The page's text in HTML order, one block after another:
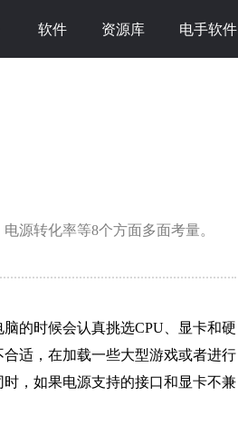
软件 资源库 电手软件
源转化率等8个方面多面考量。
的时候会认真挑选CPU、显卡和硬
适，在加载一些大型游戏或者进行
，如果电源支持的接口和显卡不兼